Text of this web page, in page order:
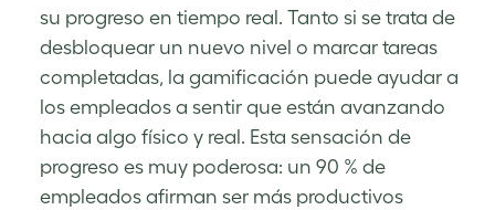
su progreso en tiempo real. Tanto si se trata de
desbloquear un nuevo nivel o marcar tareas
completadas, la gamificación puede ayudar a
los empleados a sentir que están avanzando
hacia algo físico y real. Esta sensación de
progreso es muy poderosa: un 90 % de
empleados afirman ser más productivos